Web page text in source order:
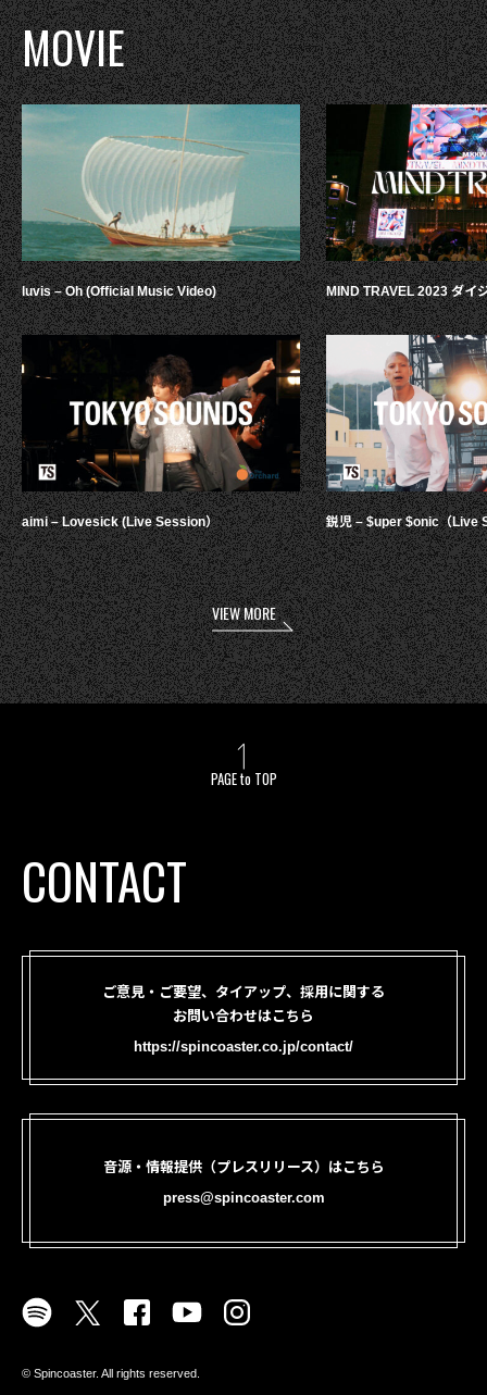
MOVIE
luvis – Oh (Official Music Video)
aimi – Lovesick (Live Session）
MIND TRAVEL 2023 ダイ
鋭児 – $uper $onic（Live
VIEW MORE
PAGE to TOP
CONTACT
ご意見・ご要望、タイアップ、採用に関する
お問い合わせはこちら
https://spincoaster.co.jp/contact/
音源・情報提供（プレスリリース）はこちら
press@spincoaster.com
©︎ Spincoaster. All rights reserved.